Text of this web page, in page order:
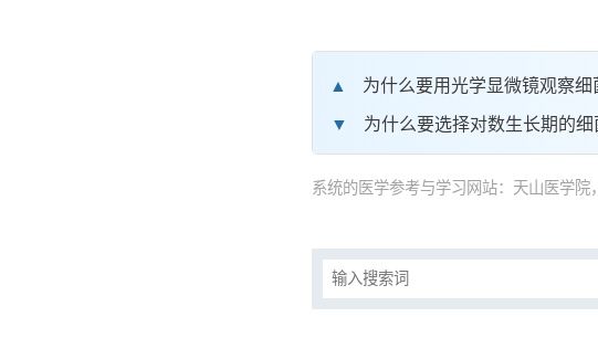
为什么要用光学显微镜观察细
为什么要选择对数生长期的
系统的医学参考与学习网站：天山医学院